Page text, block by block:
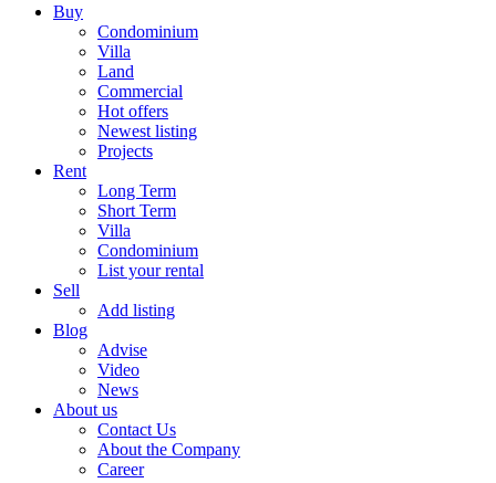
Buy
Condominium
Villa
Land
Commercial
Hot offers
Newest listing
Projects
Rent
Long Term
Short Term
Villa
Condominium
List your rental
Sell
Add listing
Blog
Advise
Video
News
About us
Contact Us
About the Company
Career